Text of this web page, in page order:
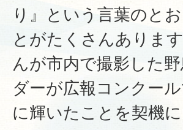
り』という言葉のと
とがたくさんありま
んが市内で撮影した
ダーが広報コンクー
に輝いたことを契機